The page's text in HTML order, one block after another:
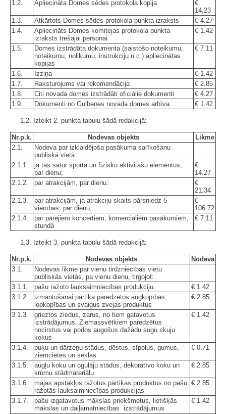
1.2. Apliecināta Domes sēdes protokola kopija
€
14,23
1.3.
Atkārtots Domes sēdes protokola punkta izraksts
€ 4.27
1.4.
Apliecināts Domes komitejas protokola punkta
izraksts trešajai personai
€ 1.42
1.5.
Domes izstrādāta dokumenta (saistošo noteikumu,
noteikumu, nolikumu, instrukciju u.c.) apliecinātas
kopijas
€ 7.11
1.6. Izziņa
€ 1.42
1.7.
Raksturojums vai rekomendācija
€ 2.85
1.8.
Citi novada domes izstrādāti oficiālie dokumenti
€ 4.27
1.9.
Dokumenti no Gulbenes novada domes arhīva € 1.42
1.2. Izteikt 2. punkta tabulu šādā redakcijā:
Nr.p.k. Nodevas objekts
Likme
2.1.
Nodeva par izklaidējoša pasākuma sarīkošanu
publiskā vietā:
2.1.1.
ja tas satur sporta un fizisko aktivitāšu elementus,
par dienu;
€
14.27
2.1.2.
par atrakcijām, par dienu:
€
21.34
2.1.3.
par atrakcijām, ja atrakciju skaits pārsniedz 5
vienības, par dienu;
€
106.72
2.1.4.
par pārējiem koncertiem, komerciāliem pasākumiem,
stundā
€ 7.11
1.3. Izteikt 3. punkta tabulu šādā redakcijā:
Nr.p.k. Nodevas objekts
Nodeva
3.1.
Nodevas likme par vienu tirdzniecības vietu
publiskās vietās, pa vienu dienu, tirgojot:
3.1.1.
pašu ražoto lauksaimniecības produkciju
€ 1.42
3.1.2.
izmantošanai pārtikā paredzētos augkopības,
lopkopības un svaigus zvejas produktus
€ 2.85
3.1.3.
grieztos ziedus, zarus, no tiem gatavotus
izstrādājumus, Ziemassvētkiem paredzētus
nocirstus vai podos augošus dažādu sugu skuju
kokus
€ 1.42
3.1.4.
puķu un dārzeņu stādus, dēstus, sīpolus, gumus,
ziemcietes un sēklas
€ 0.71
3.1.5.
augļu koku un ogulāju stādus, dekoratīvo koku un
krūmu stādmateriālu
€ 2.85
3.1.6.
mājas apstākļos ražotus pārtikas produktus no pašu
ražotās lauksaimniecības produkcijas
€ 2.85
3.1.7.
pašu izgatavotus mākslas priekšmetus, lietišķās
mākslas un daiļamatniecības izstrādājumus
€ 1.42